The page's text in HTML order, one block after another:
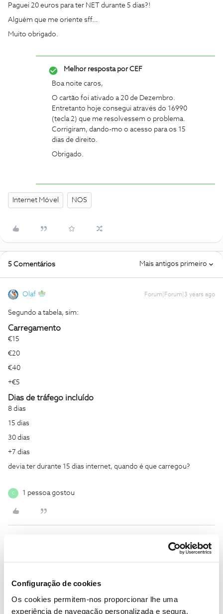
Configuração de cookies
Os cookies permitem-nos proporcionar lhe uma
experiência de navegação personalizada e segura.
Paguei 20 euros para ter NET durante 5 dias?!
Alguém que me oriente sff…
Muito obrigado.
Melhor resposta porCEF
Boa noite caros,
O cartão foi ativado a 20 de Dezembro.
Entretanto hoje consegui através do 16990
(tecla 2) que me resolvessem o problema.
Corrigiram, dando-mo o acesso para os 15
dias de direito.
Obrigado.
Internet Móvel NOS
5 Comentários Mais antigos primeiro
Olaf Forum|Forum|3 years ago
Segundo a tabela, sim:
Carregamento
€15
€20
€40
+€5
Dias de tráfego incluído
8 dias
15 dias
30 dias
+7 dias
devia ter durante 15 dias internet, quando é que carregou?
C 1 pessoa gostou
Forum|Forum|3 years ago
O ​​@Olafdeu uma boa ajuda.
Diga-nos, por favor, quando é que foi feito o carregamento.
Obrigado